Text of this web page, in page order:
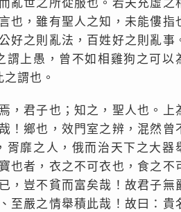
亂世之所從服也。若夫充虛之
也，雖有聖人之知，未能僂指
好之則亂法，百姓好之則亂事
上愚，曾不如相雞狗之可以
謂也。
，君子也；知之，聖人也。上
！鄉也，效門室之辨，混然曾
靡之人，俄而治天下之大器
也者，衣之不可衣也，食之不
，豈不貧而富矣哉！故君子無
至嚴之情舉積此哉！故曰：貴